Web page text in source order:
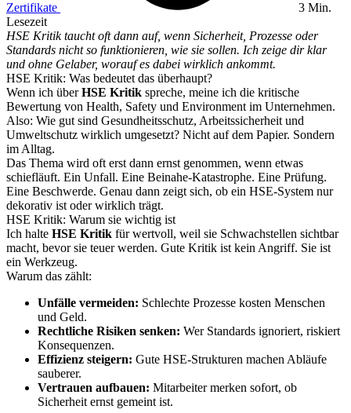
Zertifikate
3 Min.
Lesezeit
HSE Kritik taucht oft dann auf, wenn Sicherheit, Prozesse oder
Standards nicht so funktionieren, wie sie sollen. Ich zeige dir klar
und ohne Gelaber, worauf es dabei wirklich ankommt.
HSE Kritik: Was bedeutet das überhaupt?
Wenn ich überHSE Kritik spreche, meine ich die kritische
Bewertung von Health, Safety und Environment im Unternehmen.
Also: Wie gut sind Gesundheitsschutz, Arbeitssicherheit und
Umweltschutz wirklich umgesetzt? Nicht auf dem Papier. Sondern
im Alltag.
Das Thema wird oft erst dann ernst genommen, wenn etwas
schiefläuft. Ein Unfall. Eine Beinahe-Katastrophe. Eine Prüfung.
Eine Beschwerde. Genau dann zeigt sich, ob ein HSE-System nur
dekorativ ist oder wirklich trägt.
HSE Kritik: Warum sie wichtig ist
Ich halte HSE Kritik für wertvoll, weil sie Schwachstellen sichtbar
macht, bevor sie teuer werden. Gute Kritik ist kein Angriff. Sie ist
ein Werkzeug.
Warum das zählt:
Unfälle vermeiden: Schlechte Prozesse kosten Menschen
und Geld.
Rechtliche Risiken senken: Wer Standards ignoriert, riskiert
Konsequenzen.
Effizienz steigern: Gute HSE-Strukturen machen Abläufe
sauberer.
Vertrauen aufbauen: Mitarbeiter merken sofort, ob
Sicherheit ernst gemeint ist.